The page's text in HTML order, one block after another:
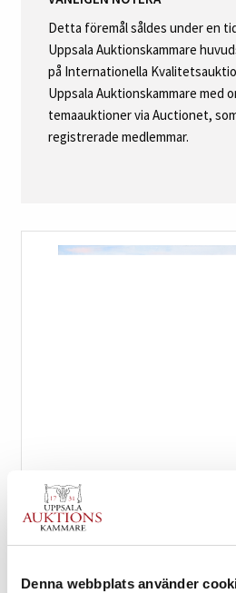
Denna webbplats använder
Detta föremål såldes under en
Uppsala Auktionskammare
på Internationella
Uppsala Auktionskammare med
temaauktioner via Auctionet,
registrerade medlemmar.